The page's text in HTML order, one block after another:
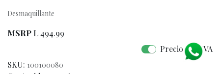
Desmaquillante
MSRPL494.99
Precio con IVA
SKU: 100100080